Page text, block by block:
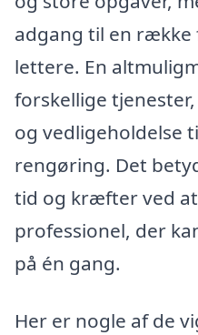
adgang til en
lettere. En
forskellige
og vedligeholdelse
rengøring. Det
tid og kræfter ved
professionel, der
på én gang.
Her er nogle af de